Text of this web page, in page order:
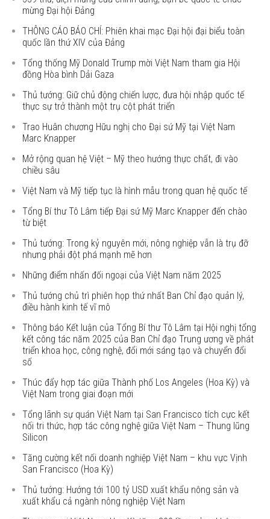
mừng Đại hội Đảng
THÔNG CÁO BÁO CHÍ: Phiên khai mạc Đại hội đại biểu toàn
quốc lần thứ XIV của Đảng
Tổng thống Mỹ Donald Trump mời Việt Nam tham gia Hội
đồng Hòa bình Dải Gaza
Thủ tướng: Giữ chủ động chiến lược, đưa hội nhập quốc tế
thực sự trở thành một trụ cột phát triển
Trao Huân chương Hữu nghị cho Đại sứ Mỹ tại Việt Nam
Marc Knapper
Mở rộng quan hệ Việt – Mỹ theo hướng thực chất, đi vào
chiều sâu
Việt Nam và Mỹ tiếp tục là hình mẫu trong quan hệ quốc tế
Tổng Bí thư Tô Lâm tiếp Đại sứ Mỹ Marc Knapper đến chào
từ biệt
Thủ tướng: Trong kỷ nguyên mới, nông nghiệp vẫn là trụ đỡ
nhưng phải đột phá mạnh mẽ hơn
Những điểm nhấn đối ngoại của Việt Nam năm 2025
Thủ tướng chủ trì phiên họp thứ nhất Ban Chỉ đạo quản lý,
điều hành kinh tế vĩ mô
Thông báo Kết luận của Tổng Bí thư Tô Lâm tại Hội nghị tổng
kết công tác năm 2025 của Ban Chỉ đạo Trung ương về phát
triển khoa học, công nghệ, đổi mới sáng tạo và chuyển đổi
số
Thúc đẩy hợp tác giữa Thành phố Los Angeles (Hoa Kỳ) và
Việt Nam trong giai đoạn mới
Tổng lãnh sự quán Việt Nam tại San Francisco tích cực kết
nối tri thức, hợp tác công nghệ giữa Việt Nam – Thung lũng
Silicon
Tăng cường kết nối doanh nghiệp Việt Nam – khu vực Vịnh
San Francisco (Hoa Kỳ)
Thủ tướng: Hướng tới 100 tỷ USD xuất khẩu nông sản và
xuất khẩu cả ngành nông nghiệp Việt Nam